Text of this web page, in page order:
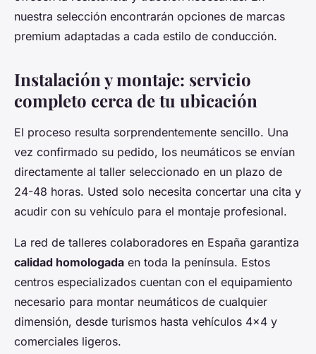
nuestra selección encontrarán opciones de marcas
premium adaptadas a cada estilo de conducción.
Instalación y montaje: servicio
completo cerca de tu ubicación
El proceso resulta sorprendentemente sencillo. Una
vez confirmado su pedido, los neumáticos se envían
directamente al taller seleccionado en un plazo de
24-48 horas. Usted solo necesita concertar una cita y
acudir con su vehículo para el montaje profesional.
La red de talleres colaboradores en España garantiza
calidad homologada en toda la península. Estos
centros especializados cuentan con el equipamiento
necesario para montar neumáticos de cualquier
dimensión, desde turismos hasta vehículos 4x4 y
comerciales ligeros.